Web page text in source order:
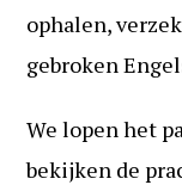
ophalen,
gebroken
We lopen het
bekijken de